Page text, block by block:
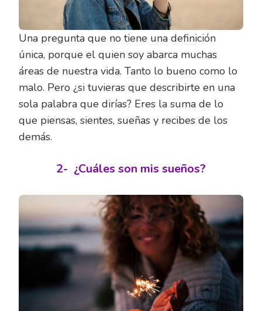
Una pregunta que no tiene una definición
única, porque el quien soy abarca muchas
áreas de nuestra vida. Tanto lo bueno como lo
malo. Pero ¿si tuvieras que describirte en una
sola palabra que dirías? Eres la suma de lo
que piensas, sientes, sueñas y recibes de los
demás.
2- ¿Cuáles son mis sueños?